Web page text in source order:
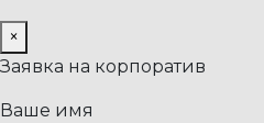
×
Заявка на корпоратив
Ваше имя